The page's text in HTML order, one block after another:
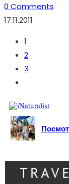
0 Comments
17.11.2011
1
2
3
the
next
page